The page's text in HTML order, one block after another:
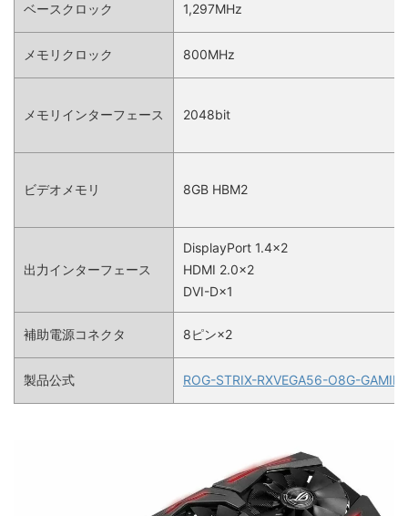
ベースクロック 1,297MHz
メモリクロック 800MHz
メモリインターフェース 2048bit
ビデオメモリ 8GB HBM2
出力インターフェース
DisplayPort 1.4×2
HDMI 2.0×2
DVI-D×1
補助電源コネクタ 8ピン×2
製品公式 ROG-STRIX-RXVEGA56-O8G-